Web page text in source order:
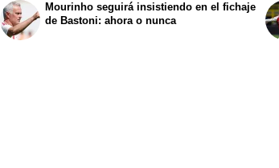
Mourinho seguirá insistiendo en el fichaje
de Bastoni: ahora o nunca